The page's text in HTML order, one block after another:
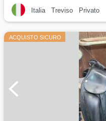
Italia Treviso Privato
ACQUISTO SICURO